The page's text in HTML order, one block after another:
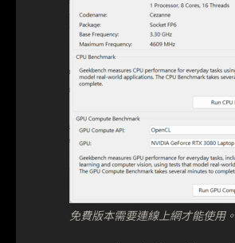
免費版本需要連線上網才能使用。